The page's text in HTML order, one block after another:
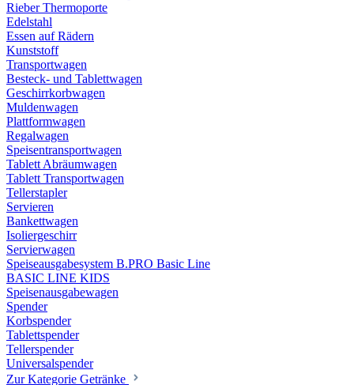
Rieber Thermoporte
Edelstahl
Essen auf Rädern
Kunststoff
Transportwagen
Besteck- und Tablettwagen
Geschirrkorbwagen
Muldenwagen
Plattformwagen
Regalwagen
Speisentransportwagen
Tablett Abräumwagen
Tablett Transportwagen
Tellerstapler
Servieren
Bankettwagen
Isoliergeschirr
Servierwagen
Speiseausgabesystem B.PRO Basic Line
BASIC LINE KIDS
Speisenausgabewagen
Spender
Korbspender
Tablettspender
Tellerspender
Universalspender
Zur Kategorie Getränke